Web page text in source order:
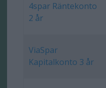
4spar Räntekonto
2 år
ViaSpar
Kapitalkonto 3 år